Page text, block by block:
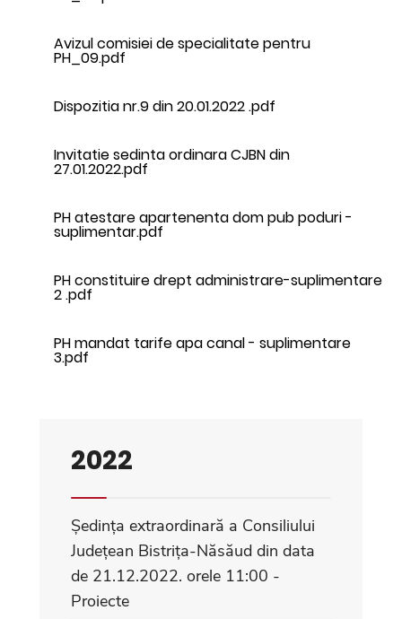
Avizul comisiei de specialitate pentru
PH_09.pdf
Dispozitia nr.9 din 20.01.2022 .pdf
Invitatie sedinta ordinara CJBN din
27.01.2022.pdf
PH atestare apartenenta dom pub poduri -
suplimentar.pdf
PH constituire drept administrare-suplimentare
2 .pdf
PH mandat tarife apa canal - suplimentare
3.pdf
2022
Ședința extraordinară a Consiliului
Județean Bistrița-Năsăud din data
de 21.12.2022. orele 11:00 -
Proiecte